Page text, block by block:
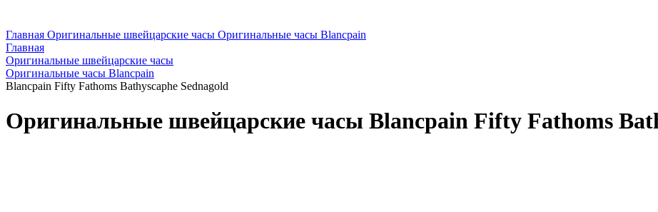
Главная Оригинальные швейцарские часы Оригинальные часы Blancpain
Главная
Оригинальные швейцарские часы
Оригинальные часы Blancpain
Blancpain Fifty Fathoms Bathyscaphe Sednagold
Оригинальные швейцарские часы Blancpain Fifty Fathoms